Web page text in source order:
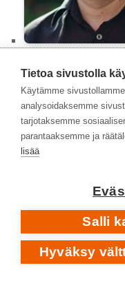
Niko Toiskallio
Tietoa sivustolla
Käytämme
analysoidaksemme
tarjotaksemme
parantaaksemme ja
lisää
Salli
Hyväksy